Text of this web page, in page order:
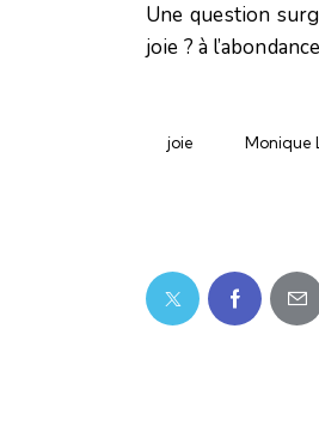
Une question
joie ? à
joie Monique